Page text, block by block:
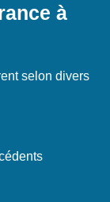
à
selon divers